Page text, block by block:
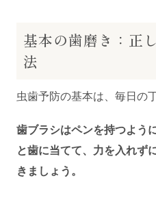
基本の歯磨き：正
法
虫歯予防の基本は、毎日の
歯ブラシはペンを持つよう
と歯に当てて、力を入れず
きましょう。